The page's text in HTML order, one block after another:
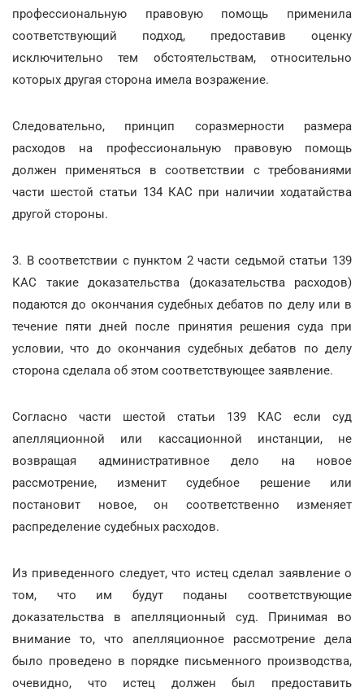
профессиональную правовую помощь применила
соответствующий подход, предоставив оценку
исключительно тем обстоятельствам, относительно
которых другая сторона имела возражение.
Следовательно, принцип соразмерности размера
расходов на профессиональную правовую помощь
должен применяться в соответствии с требованиями
части шестой статьи 134 КАС при наличии ходатайства
другой стороны.
3. В соответствии с пунктом 2 части седьмой статьи 139
КАС такие доказательства (доказательства расходов)
подаются до окончания судебных дебатов по делу или в
течение пяти дней после принятия решения суда при
условии, что до окончания судебных дебатов по делу
сторона сделала об этом соответствующее заявление.
Согласно части шестой статьи 139 КАС если суд
апелляционной или кассационной инстанции, не
возвращая административное дело на новое
рассмотрение, изменит судебное решение или
постановит новое, он соответственно изменяет
распределение судебных расходов.
Из приведенного следует, что истец сделал заявление о
том, что им будут поданы соответствующие
доказательства в апелляционный суд. Принимая во
внимание то, что апелляционное рассмотрение дела
было проведено в порядке письменного производства,
очевидно, что истец должен был предоставить